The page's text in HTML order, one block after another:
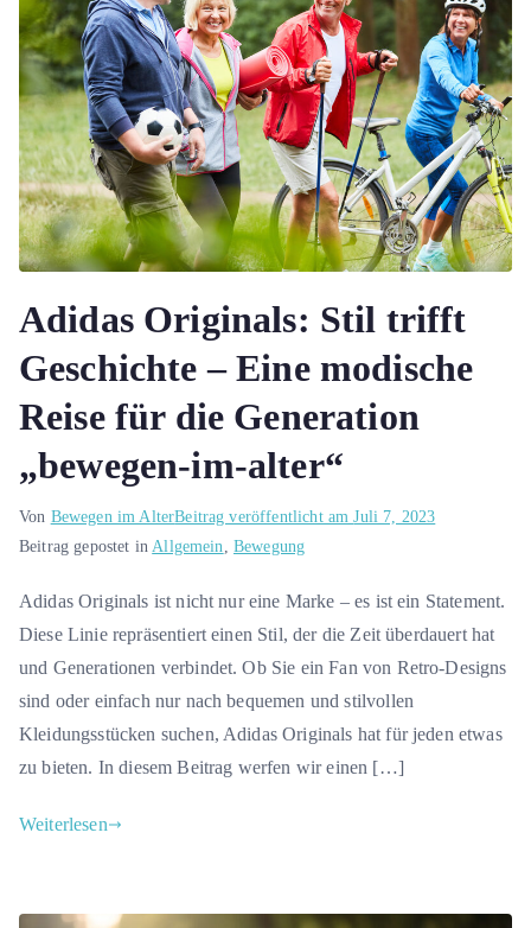
Adidas Originals: Stil trifft
Geschichte – Eine modische
Reise für die Generation
„bewegen-im-alter“
Von Bewegen im AlterBeitrag veröffentlicht amJuli 7, 2023
Beitrag gepostet in Allgemein Bewegung
Adidas Originals ist nicht nur eine Marke – es ist ein Statement.
Diese Linie repräsentiert einen Stil, der die Zeit überdauert hat
und Generationen verbindet. Ob Sie ein Fan von Retro-Designs
sind oder einfach nur nach bequemen und stilvollen
Kleidungsstücken suchen, Adidas Originals hat für jeden etwas
zu bieten. In diesem Beitrag werfen wir einen […]
Weiterlesen